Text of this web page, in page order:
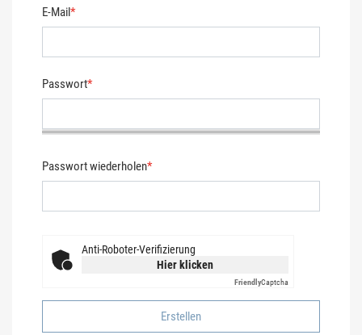
E-Mail*
Passwort*
Passwort wiederholen*
Anti-Roboter-Verifizierung
Hier klicken
FriendlyCaptcha
Erstellen